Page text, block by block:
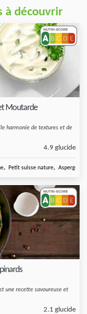
à découvrir
Moutarde
harmonie de textures et de
4.9 glucide
, Petit suisse nature, Asperge
une recette savoureuse et
2.1 glucide